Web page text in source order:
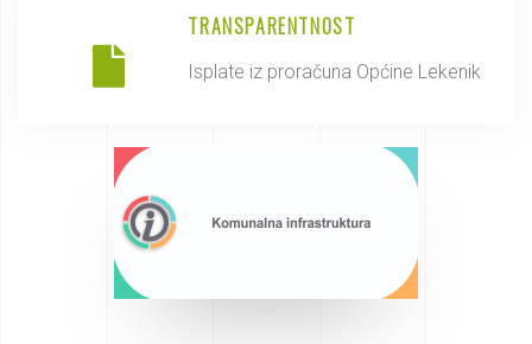
TRANSPARENTNOST
Isplate iz proračuna Općine Lekenik